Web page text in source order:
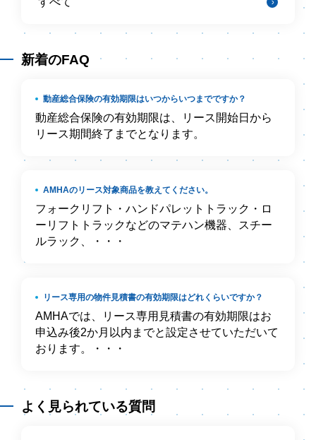
新着のFAQ
動産総合保険の有効期限はいつからいつまでですか？
動産総合保険の有効期限は、リース開始日から
リース期間終了までとなります。
AMHAのリース対象商品を教えてください。
フォークリフト・ハンドパレットトラック・ロ
ーリフトトラックなどのマテハン機器、スチー
ルラック、・・・
リース専用の物件見積書の有効期限はどれくらいですか？
AMHAでは、リース専用見積書の有効期限はお
申込み後2か月以内までと設定させていただいて
おります。・・・
よく見られている質問